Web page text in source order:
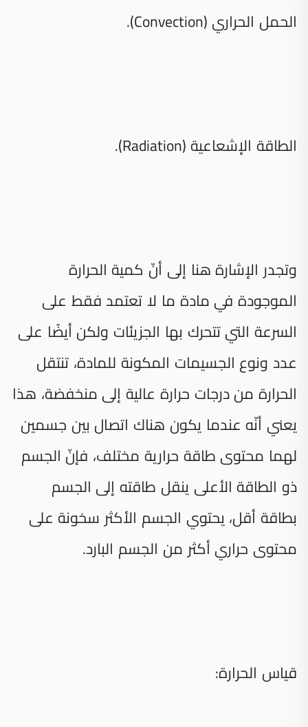
الحمل الحراري (Convection).
الطاقة الإشعاعية (Radiation).
وتجدر الإشارة هنا إلى أنّ كمية الحرارة
الموجودة في مادة ما لا تعتمد فقط على
السرعة التي تتحرك بها الجزيئات ولكن أيضًا على
عدد ونوع الجسيمات المكونة للمادة، تنتقل
الحرارة من درجات حرارة عالية إلى منخفضة، هذا
يعني أنّه عندما يكون هناك اتصال بين جسمين
لهما محتوى طاقة حرارية مختلف، فإنّ الجسم
ذو الطاقة الأعلى ينقل طاقته إلى الجسم
بطاقة أقل، يحتوي الجسم الأكثر سخونة على
محتوى حراري أكثر من الجسم البارد.
قياس الحرارة: